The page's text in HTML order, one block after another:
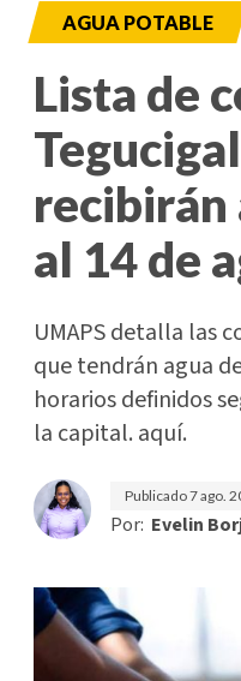
AGUA POTABLE
Lista de
recibirán
al 14 de
UMAPS detalla las
que tendrán agua
horarios definidos
la capital. aquí.
Publicado7 ago.
Por: Evelin